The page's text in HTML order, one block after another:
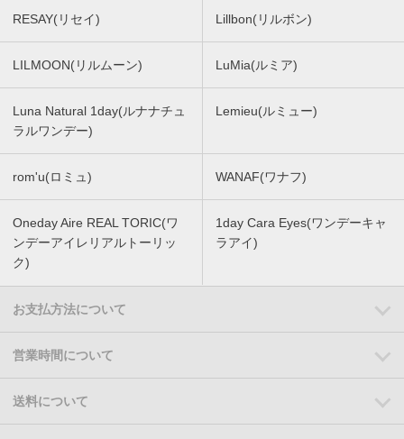
RESAY(リセイ) Lillbon(リルボン)
LILMOON(リルムーン) LuMia(ルミア)
Luna Natural 1day(ルナナチュ
ラルワンデー)
Lemieu(ルミュー)
rom'u(ロミュ) WANAF(ワナフ)
Oneday Aire REAL TORIC(ワ
ンデーアイレリアルトーリッ
ク)
1day Cara Eyes(ワンデーキャ
ラアイ)
お支払方法について
営業時間について
送料について